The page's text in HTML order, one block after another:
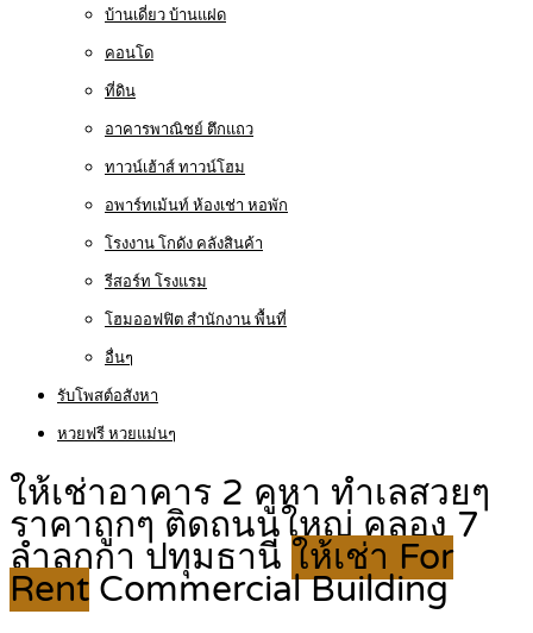
บ้านเดี่ยว บ้านแฝด
คอนโด
ที่ดิน
อาคารพาณิชย์ ตึกแถว
ทาวน์เฮ้าส์ ทาวน์โฮม
อพาร์ทเม้นท์ ห้องเช่า หอพัก
โรงงาน โกดัง คลังสินค้า
รีสอร์ท โรงแรม
โฮมออฟฟิต สำนักงาน พื้นที่
อื่นๆ
รับโพสต์อสังหา
หวยฟรี หวยแม่นๆ
ให้เช่าอาคาร 2 คูหา ทำเลสวยๆ
ราคาถูกๆ ติดถนนใหญ่ คลอง 7
ลำลูกกา ปทุมธานี ให้เช่า For
Rent Commercial Building